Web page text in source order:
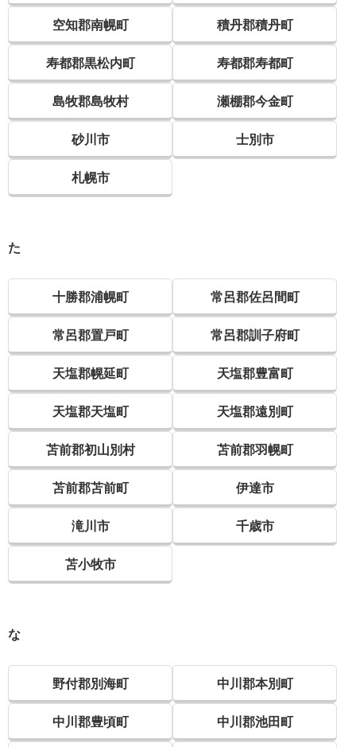
空知郡南幌町 積丹郡積丹町
寿都郡黒松内町 寿都郡寿都町
島牧郡島牧村 瀬棚郡今金町
砂川市 士別市
札幌市
た
十勝郡浦幌町 常呂郡佐呂間町
常呂郡置戸町 常呂郡訓子府町
天塩郡幌延町 天塩郡豊富町
天塩郡天塩町 天塩郡遠別町
苫前郡初山別村 苫前郡羽幌町
苫前郡苫前町 伊達市
滝川市 千歳市
苫小牧市
な
野付郡別海町 中川郡本別町
中川郡豊頃町 中川郡池田町